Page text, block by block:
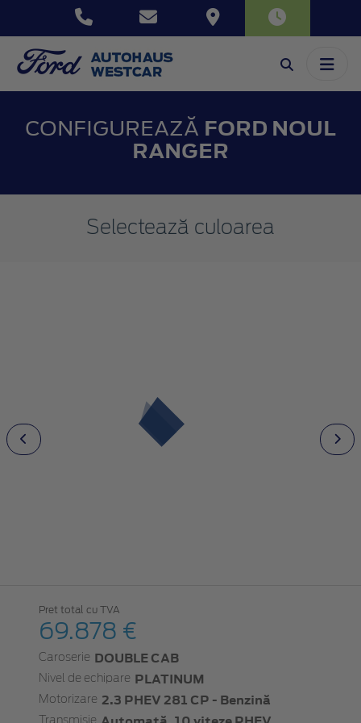
CONFIGUREAZĂ FORD NOUL
RANGER
Selectează culoarea
Pret total cu TVA
69.878 €
Caroserie DOUBLE CAB
Nivel de echipare PLATINUM
Motorizare 2.3 PHEV 281 CP - Benzină
Transmisie